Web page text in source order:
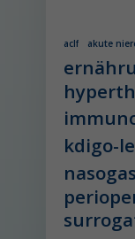
aclf akute
kdigo-